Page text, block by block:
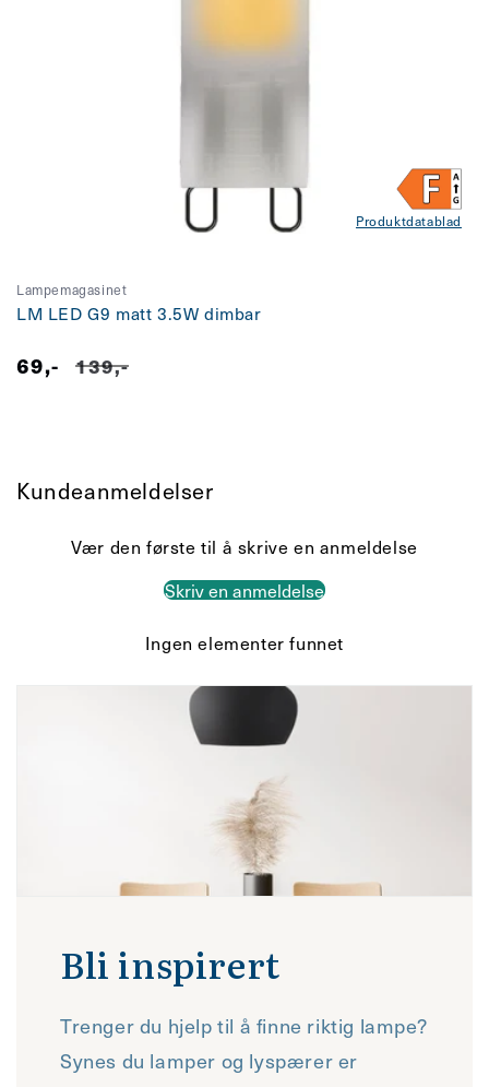
Produktdatablad
Lampemagasinet
LM LED G9 matt 3.5W dimbar
Salgspris
69,-
Vanlig
139,-
Kundeanmeldelser
Vær den første til å skrive en anmeldelse
Skriv en anmeldelse
Ingen elementer funnet
Bli inspirert
Trenger du hjelp til å finne riktig lampe?
Synes du lamper og lyspærer er